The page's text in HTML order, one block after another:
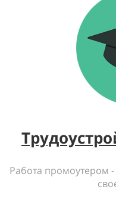
Работа промоутером